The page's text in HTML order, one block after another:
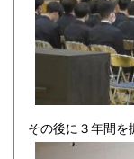
その後に３年間を